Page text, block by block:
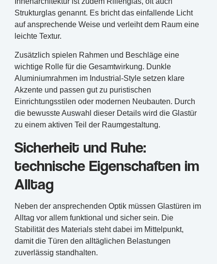
Strukturglas genannt. Es bricht das einfallende Licht
auf ansprechende Weise und verleiht dem Raum eine
leichte Textur.
Zusätzlich spielen Rahmen und Beschläge eine
wichtige Rolle für die Gesamtwirkung. Dunkle
Aluminiumrahmen im Industrial-Style setzen klare
Akzente und passen gut zu puristischen
Einrichtungsstilen oder modernen Neubauten. Durch
die bewusste Auswahl dieser Details wird die Glastür
zu einem aktiven Teil der Raumgestaltung.
Sicherheit und Ruhe:
technische Eigenschaften im
Alltag
Neben der ansprechenden Optik müssen Glastüren im
Alltag vor allem funktional und sicher sein. Die
Stabilität des Materials steht dabei im Mittelpunkt,
damit die Türen den alltäglichen Belastungen
zuverlässig standhalten.